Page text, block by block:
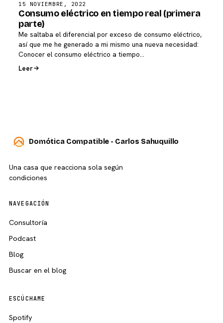
15 NOVIEMBRE, 2022
Consumo eléctrico en tiempo real (primera
parte)
Me saltaba el diferencial por exceso de consumo eléctrico,
así que me he generado a mi mismo una nueva necesidad:
Conocer el consumo eléctrico a tiempo…
Leer
Domótica Compatible - Carlos Sahuquillo
Una casa que reacciona sola según
condiciones
NAVEGACIÓN
Consultoría
Podcast
Blog
Buscar en el blog
ESCÚCHAME
Spotify